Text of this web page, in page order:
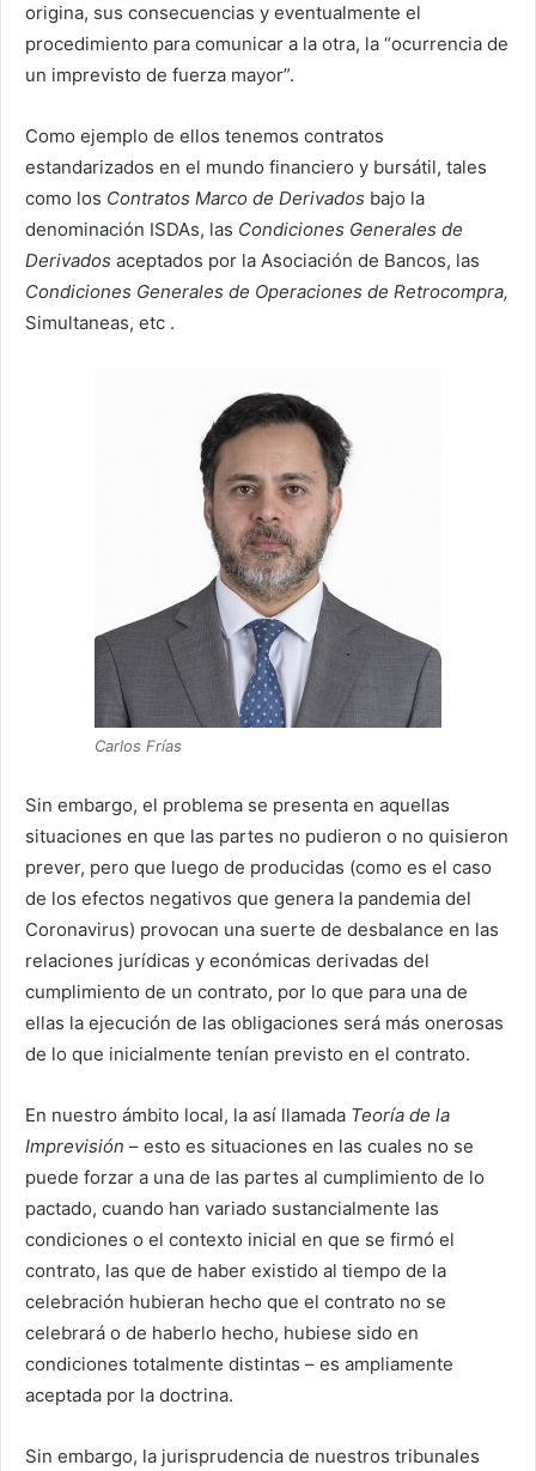
origina, sus consecuencias y eventualmente el
procedimiento para comunicar a la otra, la “ocurrencia de
un imprevisto de fuerza mayor”.
Como ejemplo de ellos tenemos contratos
estandarizados en el mundo financiero y bursátil, tales
como los Contratos Marco de Derivados bajo la
denominación ISDAs, las Condiciones Generales de
Derivados aceptados por la Asociación de Bancos, las
Condiciones Generales de Operaciones de Retrocompra,
Simultaneas, etc .
Carlos Frías
Sin embargo, el problema se presenta en aquellas
situaciones en que las partes no pudieron o no quisieron
prever, pero que luego de producidas (como es el caso
de los efectos negativos que genera la pandemia del
Coronavirus) provocan una suerte de desbalance en las
relaciones jurídicas y económicas derivadas del
cumplimiento de un contrato, por lo que para una de
ellas la ejecución de las obligaciones será más onerosas
de lo que inicialmente tenían previsto en el contrato.
En nuestro ámbito local, la así llamada Teoría de la
Imprevisión – esto es situaciones en las cuales no se
puede forzar a una de las partes al cumplimiento de lo
pactado, cuando han variado sustancialmente las
condiciones o el contexto inicial en que se firmó el
contrato, las que de haber existido al tiempo de la
celebración hubieran hecho que el contrato no se
celebrará o de haberlo hecho, hubiese sido en
condiciones totalmente distintas – es ampliamente
aceptada por la doctrina.
Sin embargo, la jurisprudencia de nuestros tribunales